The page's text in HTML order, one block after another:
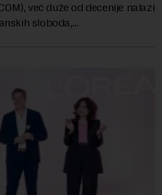
već duže od decenije nalazi
sloboda,